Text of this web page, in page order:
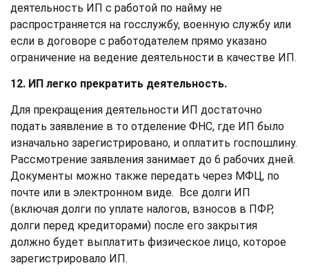
деятельность ИП с работой по найму не
распространяется на госслужбу, военную службу или
если в договоре с работодателем прямо указано
ограничение на ведение деятельности в качестве ИП.
12. ИП легко прекратить деятельность.
Для прекращения деятельности ИП достаточно
подать заявление в то отделение ФНС, где ИП было
изначально зарегистрировано, и оплатить госпошлину.
Рассмотрение заявления занимает до 6 рабочих дней.
Документы можно также передать через МФЦ, по
почте или в электронном виде. Все долги ИП
(включая долги по уплате налогов, взносов в ПФР,
долги перед кредиторами) после его закрытия
должно будет выплатить физическое лицо, которое
зарегистрировало ИП.